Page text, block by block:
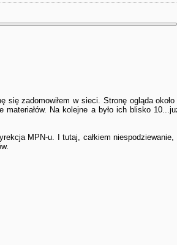
zadomowiłem w sieci. Stronę ogląda
Na kolejne a było ich blisko
MPN-u. I tutaj, całkiem